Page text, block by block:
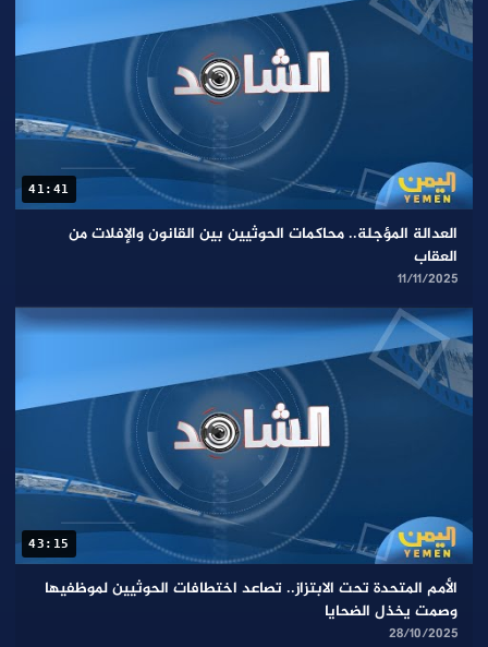
41:41
العدالة المؤجلة.. محاكمات الحوثيين بين القانون والإفلات من
العقاب
11/11/2025
43:15
الأمم المتحدة تحت الابتزاز.. تصاعد اختطافات الحوثيين لموظفيها
وصمت يخذل الضحايا
28/10/2025